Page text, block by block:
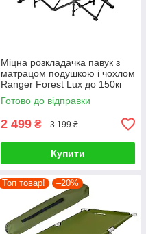
Міцна розкладачка павук з
матрацом подушкою і чохлом
Ranger Forest Lux до 150кг
Готово до відправки
2 499 ₴ 3 199 ₴
Купити
Топ товар! –20%